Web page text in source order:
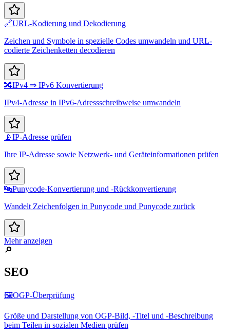
🔗URL-Kodierung und Dekodierung
Zeichen und Symbole in spezielle Codes umwandeln und URL-
codierte Zeichenketten decodieren
🔀IPv4 ⇒ IPv6 Konvertierung
IPv4-Adresse in IPv6-Adressschreibweise umwandeln
📡IP-Adresse prüfen
Ihre IP-Adresse sowie Netzwerk- und Geräteinformationen prüfen
🔤Punycode-Konvertierung und -Rückkonvertierung
Wandelt Zeichenfolgen in Punycode und Punycode zurück
Mehr anzeigen
🔎
SEO
🖼️OGP-Überprüfung
Größe und Darstellung von OGP-Bild, -Titel und -Beschreibung
beim Teilen in sozialen Medien prüfen